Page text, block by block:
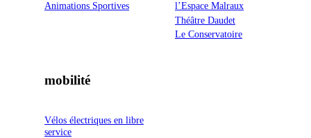
Animations Sportives
l’Espace Malraux
Théâtre Daudet
Le Conservatoire
mobilité
Vélos électriques en libre
service